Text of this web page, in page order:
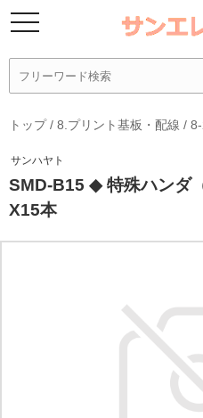
トップ/ 8.プリント基板・配線 /
サンハヤト
SMD-B15 ◆ 特殊ハンダ
X15本